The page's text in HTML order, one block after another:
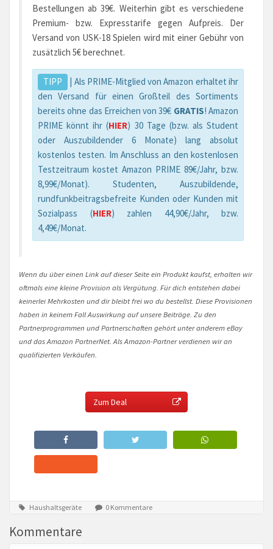
Bestellungen ab 39€. Weiterhin gibt es verschiedene
Premium- bzw. Expresstarife gegen Aufpreis. Der
Versand von USK-18 Spielen wird mit einer Gebühr von
zusätzlich 5€ berechnet.
TIPP
| Als PRIME-Mitglied von Amazon erhaltet ihr
den Versand für einen Großteil des Sortiments
bereits ohne das Erreichen von 39€ GRATIS! Amazon
PRIME könnt ihr (HIER) 30 Tage (bzw. als Student
oder Auszubildender 6 Monate) lang absolut
kostenlos testen. Im Anschluss an den kostenlosen
Testzeitraum kostet Amazon PRIME 89€/Jahr, bzw.
8,99€/Monat). Studenten, Auszubildende,
rundfunkbeitragsbefreite Kunden oder Kunden mit
Sozialpass (HIER) zahlen 44,90€/Jahr, bzw.
4,49€/Monat.
Wenn du über einen Link auf dieser Seite ein Produkt kaufst, erhalten wir
oftmals eine kleine Provision als Vergütung. Für dich entstehen dabei
keinerlei Mehrkosten und dir bleibt frei wo du bestellst. Diese Provisionen
haben in keinem Fall Auswirkung auf unsere Beiträge. Zu den
Partnerprogrammen und Partnerschaften gehört unter anderem eBay
und das Amazon PartnerNet. Als Amazon-Partner verdienen wir an
qualifizierten Verkäufen.
Zum Deal
Haushaltsgeräte 0 Kommentare
Kommentare